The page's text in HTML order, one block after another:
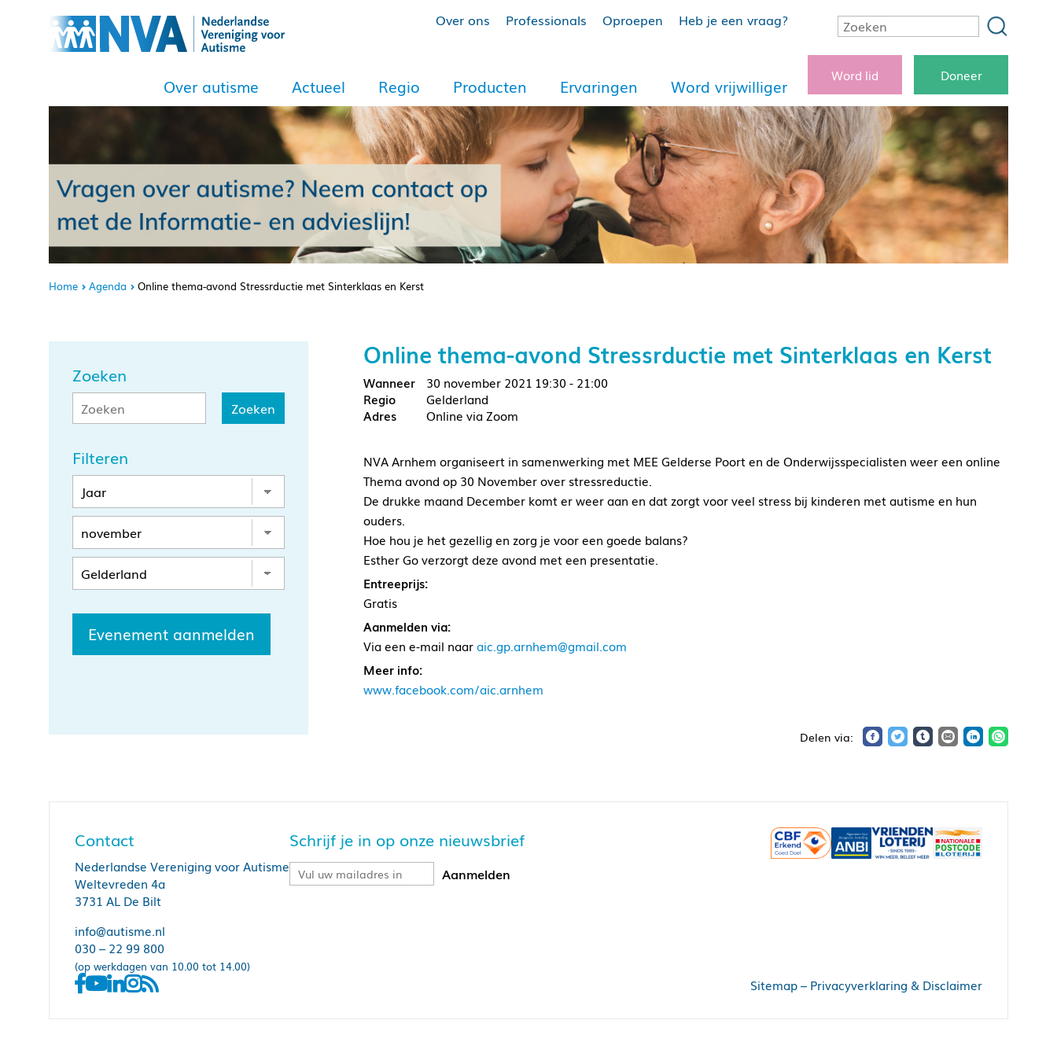
Over ons Professionals Oproepen Heb je een vraag?
Over autisme Actueel Regio Producten Ervaringen Word vrijwilliger
Word lid Doneer
Home Agenda Online thema-avond Stressrductie met Sinterklaas en Kerst
Zoeken
Filteren
Evenement aanmelden
Online thema-avond Stressrductie met Sinterklaas en Kerst
30 november 2021 19:30 - 21:00
Gelderland
Online via Zoom
NVA Arnhem organiseert in samenwerking met MEE Gelderse Poort en de Onderwijsspecialisten weer een online
Thema avond op 30 November over stressreductie.
De drukke maand December komt er weer aan en dat zorgt voor veel stress bij kinderen met autisme en hun
ouders.
Hoe hou je het gezellig en zorg je voor een goede balans?
Esther Go verzorgt deze avond met een presentatie.
Entreeprijs:
Gratis
Aanmelden via:
Via een e-mail naaraic.gp.arnhem@gmail.com
Meer info:
www.facebook.com/aic.arnhem
Contact
Nederlandse Vereniging voor Autisme
Weltevreden 4a
3731 AL De Bilt
info@autisme.nl
030 – 22 99 800
(op werkdagen van 10.00 tot 14.00)
Schrijf je in op onze nieuwsbrief
Sitemap– Privacyverklaring & Disclaimer